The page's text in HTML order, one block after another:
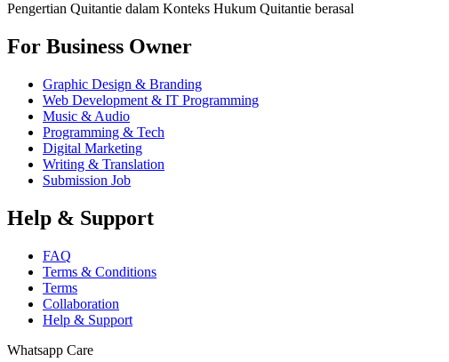
Pengertian Quitantie dalam Konteks Hukum Quitantie berasal
For Business Owner
Graphic Design & Branding
Web Development & IT Programming
Music & Audio
Programming & Tech
Digital Marketing
Writing & Translation
Submission Job
Help & Support
FAQ
Terms & Conditions
Terms
Collaboration
Help & Support
Whatsapp Care